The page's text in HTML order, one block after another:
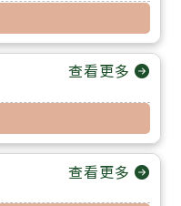
查看更多
查看更多